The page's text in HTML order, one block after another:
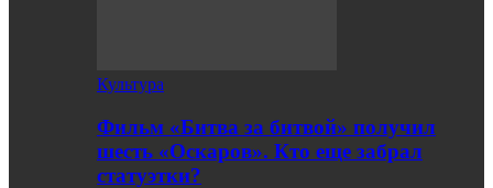
Культура
Фильм «Битва за битвой» получил
шесть «Оскаров». Кто еще забрал
статуэтки?